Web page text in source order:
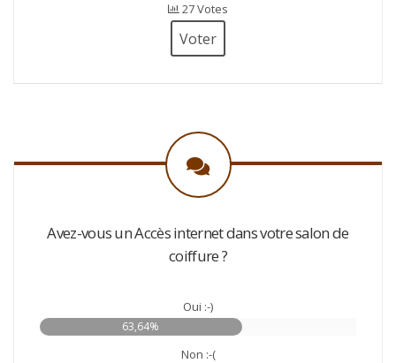
27 Votes
Voter
Avez-vous un Accès internet dans votre salon de
coiffure ?
Oui :-)
63,64%
Non :-(